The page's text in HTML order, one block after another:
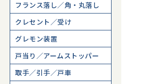
フランス落し／角・丸落し
クレセント／受け
グレモン装置
戸当り／アームストッパー
取手／引手／戸車